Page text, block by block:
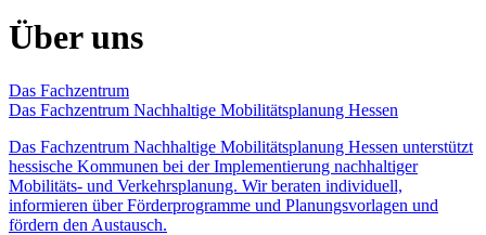
Über uns
Das Fachzentrum
Das Fachzentrum Nachhaltige Mobilitätsplanung Hessen
Das Fachzentrum Nachhaltige Mobilitätsplanung Hessen unterstützt
hessische Kommunen bei der Implementierung nachhaltiger
Mobilitäts- und Verkehrsplanung. Wir beraten individuell,
informieren über Förderprogramme und Planungsvorlagen und
fördern den Austausch.